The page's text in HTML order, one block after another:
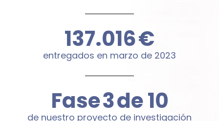
144.000€
entregados en marzo de 2023
Fase4de 10
de nuestro proyecto de investigación